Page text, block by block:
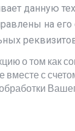
данную
на его
о том как
вместе с